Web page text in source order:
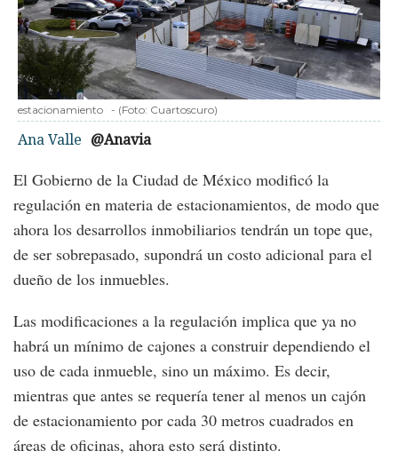
estacionamiento - (Foto: Cuartoscuro)
Ana Valle @Anavia
El Gobierno de la Ciudad de México modificó la
regulación en materia de estacionamientos, de modo que
ahora los desarrollos inmobiliarios tendrán un tope que,
de ser sobrepasado, supondrá un costo adicional para el
dueño de los inmuebles.
Las modificaciones a la regulación implica que ya no
habrá un mínimo de cajones a construir dependiendo el
uso de cada inmueble, sino un máximo. Es decir,
mientras que antes se requería tener al menos un cajón
de estacionamiento por cada 30 metros cuadrados en
áreas de oficinas, ahora esto será distinto.